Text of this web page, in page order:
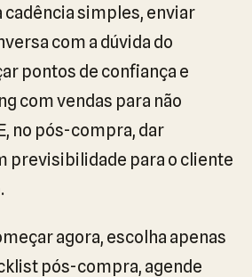
cadência simples, enviar
com a dúvida do
pontos de confiança e
com vendas para não
no pós-compra, dar
previsibilidade para o cliente
agora, escolha apenas
pós-compra, agende